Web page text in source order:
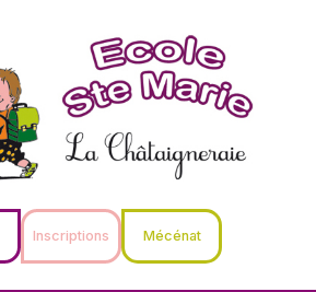
Inscriptions Mécénat